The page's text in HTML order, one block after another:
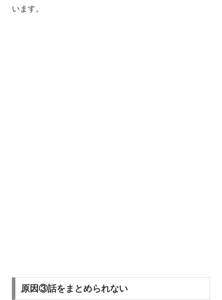
います。
原因③話をまとめられない